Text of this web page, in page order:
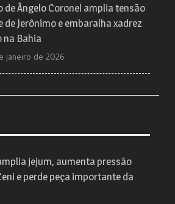
de Ângelo Coronel amplia tensão
de Jerônimo e embaralha xadrez
na Bahia
janeiro de 2026
jejum, aumenta pressão
e perde peça importante da